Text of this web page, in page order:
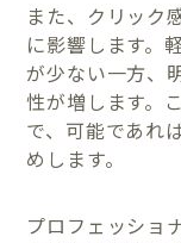
また、クリック
に影響します。
が少ない一方、
性が増します。
で、可能であれ
めします。
プロフェッショ